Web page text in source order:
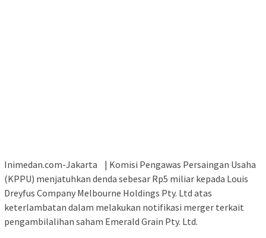
Inimedan.com-Jakarta | Komisi Pengawas Persaingan Usaha
(KPPU) menjatuhkan denda sebesar Rp5 miliar kepada Louis
Dreyfus Company Melbourne Holdings Pty. Ltd atas
keterlambatan dalam melakukan notifikasi merger terkait
pengambilalihan saham Emerald Grain Pty. Ltd.